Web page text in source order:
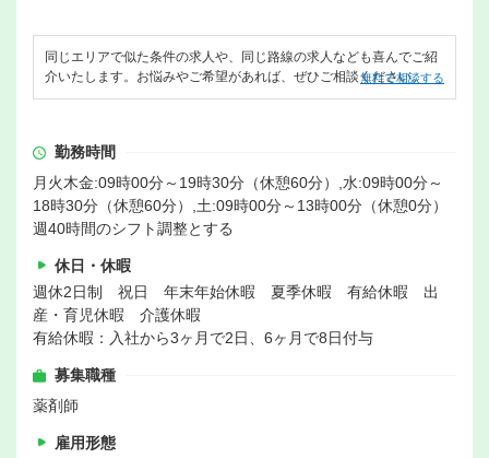
同じエリアで似た条件の求人や、同じ路線の求人なども喜んでご紹
介いたします。お悩みやご希望があれば、ぜひご相談ください。
無料で相談する
勤務時間
月火木金:09時00分～19時30分（休憩60分）,水:09時00分～
18時30分（休憩60分）,土:09時00分～13時00分（休憩0分）
週40時間のシフト調整とする
休日・休暇
週休2日制 祝日 年末年始休暇 夏季休暇 有給休暇 出
産・育児休暇 介護休暇
有給休暇：入社から3ヶ月で2日、6ヶ月で8日付与
募集職種
薬剤師
雇用形態